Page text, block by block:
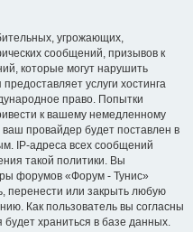
угрожающих,
сообщений, призывов к
которые могут нарушить
услуги хостинга
право. Попытки
к вашему немедленному
провайдер будет поставлен в
IP-адреса всех сообщений
такой политики. Вы
форумов «Форум - Тунис»
перенести или закрыть любую
Как пользователь вы согласны
храниться в базе данных.